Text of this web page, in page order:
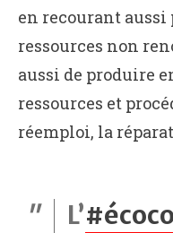
en recourant aussi
ressources non
aussi de produire
ressources et
réemploi, la
L’